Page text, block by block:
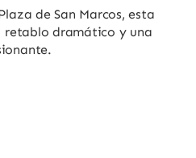
de San Marcos, esta
retablo dramático y una